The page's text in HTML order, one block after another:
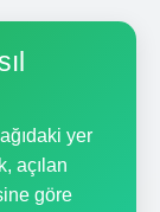
yer
açılan
göre